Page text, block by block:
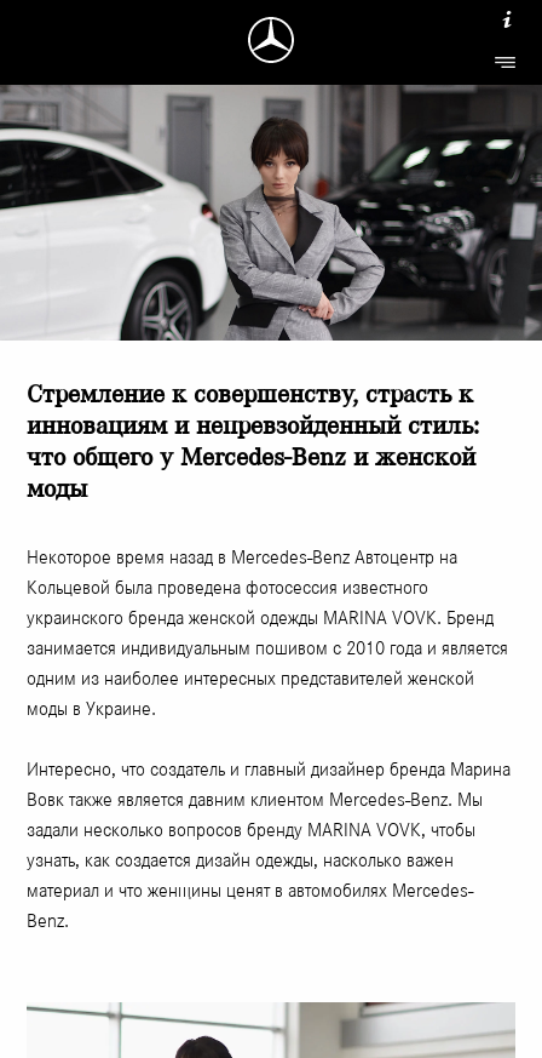
Стремление к совершенству, страсть к
инновациям и непревзойденный стиль:
что общего у Mercedes-Benz и женской
моды
Некоторое время назад в Mercedes-Benz Автоцентр на
Кольцевой была проведена фотосессия известного
украинского бренда женской одежды MARINA VOVK. Бренд
занимается индивидуальным пошивом с 2010 года и является
одним из наиболее интересных представителей женской
моды в Украине.
Интересно, что создатель и главный дизайнер бренда Марина
Вовк также является давним клиентом Mercedes-Benz. Мы
задали несколько вопросов бренду MARINA VOVK, чтобы
узнать, как создается дизайн одежды, насколько важен
материал и что женщины ценят в автомобилях Mercedes-
Benz.